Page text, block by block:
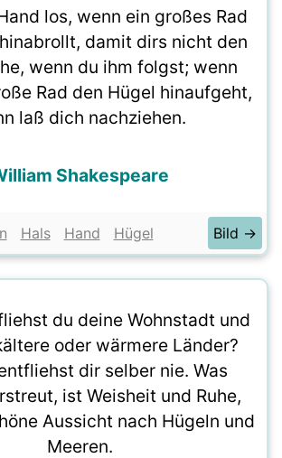
los, wenn ein großes Rad
damit dirs nicht den
wenn du ihm folgst; wenn
Rad den Hügel hinaufgeht,
laß dich nachziehen.
Shakespeare
Hals Hand Hügel Bild →
du deine Wohnstadt und
oder wärmere Länder?
dir selber nie. Was
ist Weisheit und Ruhe,
Aussicht nach Hügeln und
Meeren.